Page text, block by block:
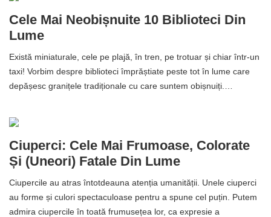
Cele Mai Neobișnuite 10 Biblioteci Din
Lume
Există miniaturale, cele pe plajă, în tren, pe trotuar și chiar într-un
taxi! Vorbim despre biblioteci împrăștiate peste tot în lume care
depășesc granițele tradiționale cu care suntem obișnuiți.…
Ciuperci: Cele Mai Frumoase, Colorate
Și (uneori) Fatale Din Lume
Ciupercile au atras întotdeauna atenția umanității. Unele ciuperci
au forme și culori spectaculoase pentru a spune cel puțin. Putem
admira ciupercile în toată frumusețea lor, ca expresie a